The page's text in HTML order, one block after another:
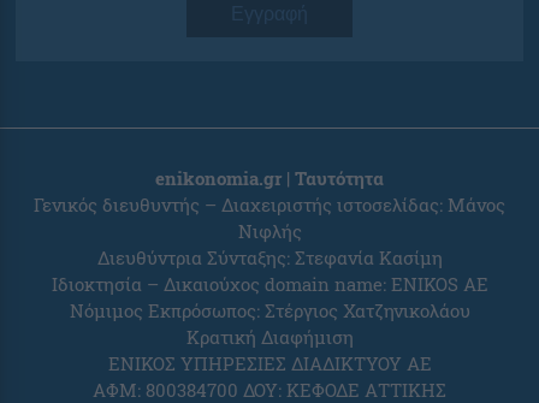
Εγγραφή
enikonomia.gr | Ταυτότητα
Γενικός διευθυντής – Διαχειριστής ιστοσελίδας: Μάνος
Νιφλής
Διευθύντρια Σύνταξης: Στεφανία Κασίμη
Ιδιοκτησία – Δικαιούχος domain name: ENIKOS AE
Νόμιμος Εκπρόσωπος: Στέργιος Χατζηνικολάου
Κρατική Διαφήμιση
ΕΝΙΚΟΣ ΥΠΗΡΕΣΙΕΣ ΔΙΑΔΙΚΤΥΟΥ ΑΕ
ΑΦΜ: 800384700 ΔΟΥ: ΚΕΦΟΔΕ ΑΤΤΙΚΗΣ